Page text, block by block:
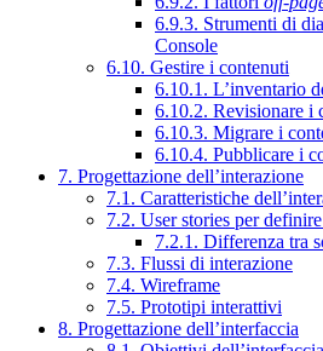
6.9.3. Strumenti di
Console
6.10. Gestire i contenuti
6.10.1. L’inventario
6.10.2. Revisionare i
6.10.3. Migrare i
6.10.4. Pubblicare i
7. Progettazione dell’interazione
7.1. Caratteristiche
7.2. User stories per
7.2.1. Differenza tra
7.3. Flussi di interazione
7.4. Wireframe
7.5. Prototipi interattivi
8. Progettazione dell’interfaccia